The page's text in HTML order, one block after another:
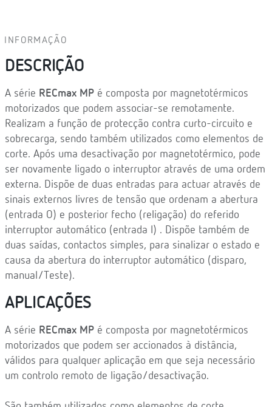
INFORMAÇÃO
DESCRIÇÃO
A série RECmax MP é composta por magnetotérmicos
motorizados que podem associar-se remotamente.
Realizam a função de protecção contra curto-circuito e
sobrecarga, sendo também utilizados como elementos de
corte. Após uma desactivação por magnetotérmico, pode
ser novamente ligado o interruptor através de uma ordem
externa. Dispõe de duas entradas para actuar através de
sinais externos livres de tensão que ordenam a abertura
(entrada O) e posterior fecho (religação) do referido
interruptor automático (entrada I) . Dispõe também de
duas saídas, contactos simples, para sinalizar o estado e
causa da abertura do interruptor automático (disparo,
manual/Teste).
APLICAÇÕES
A série RECmax MP é composta por magnetotérmicos
motorizados que podem ser accionados à distância,
válidos para qualquer aplicação em que seja necessário
um controlo remoto de ligação/desactivação.